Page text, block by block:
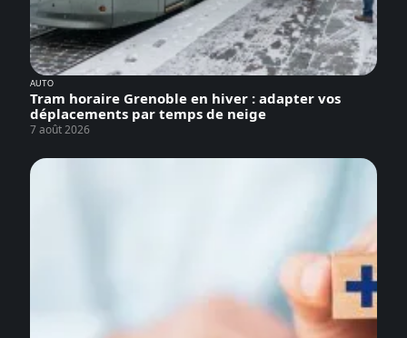
AUTO
Tram horaire Grenoble en hiver : adapter vos
déplacements par temps de neige
7 août 2026